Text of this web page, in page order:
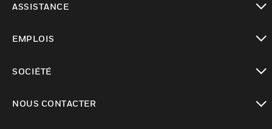
ASSISTANCE
EMPLOIS
SOCIÉTÉ
NOUS CONTACTER